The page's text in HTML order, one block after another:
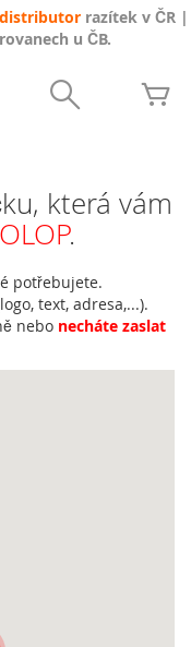
distributorrazítek v ČR |
u ČB.
která vám
.
potřebujete.
text, adresa,...).
nebo necháte zaslat